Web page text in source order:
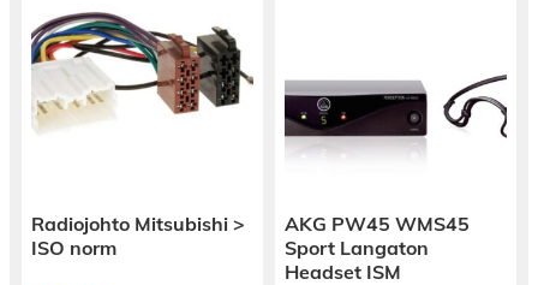
Radiojohto Mitsubishi >
ISO norm
AKG PW45 WMS45
Sport Langaton
Headset ISM